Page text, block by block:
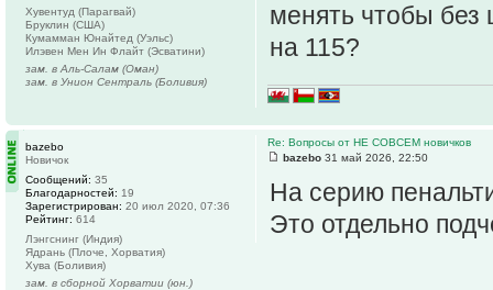
менять чтобы без
на 115?
Хувентуд (Парагвай)
Бруклин (США)
Кумамман Юнайтед (Уэльс)
Илэвен Мен Ин Флайт (Эсватини)
зам. в Аль-Салам (Оман)
зам. в Унион Сентраль (Боливия)
Re: Вопросы от НЕ СОВСЕМ новичков
bazebo 31 май 2026, 22:50
На серию
Это отдельно
bazebo
Новичок
Сообщений: 35
Благодарностей: 19
Зарегистрирован: 20 июл 2020, 07:36
Рейтинг: 614
Лэнгснинг (Индия)
Ядрань (Плоче, Хорватия)
Хува (Боливия)
зам. в сборной Хорватии (юн.)